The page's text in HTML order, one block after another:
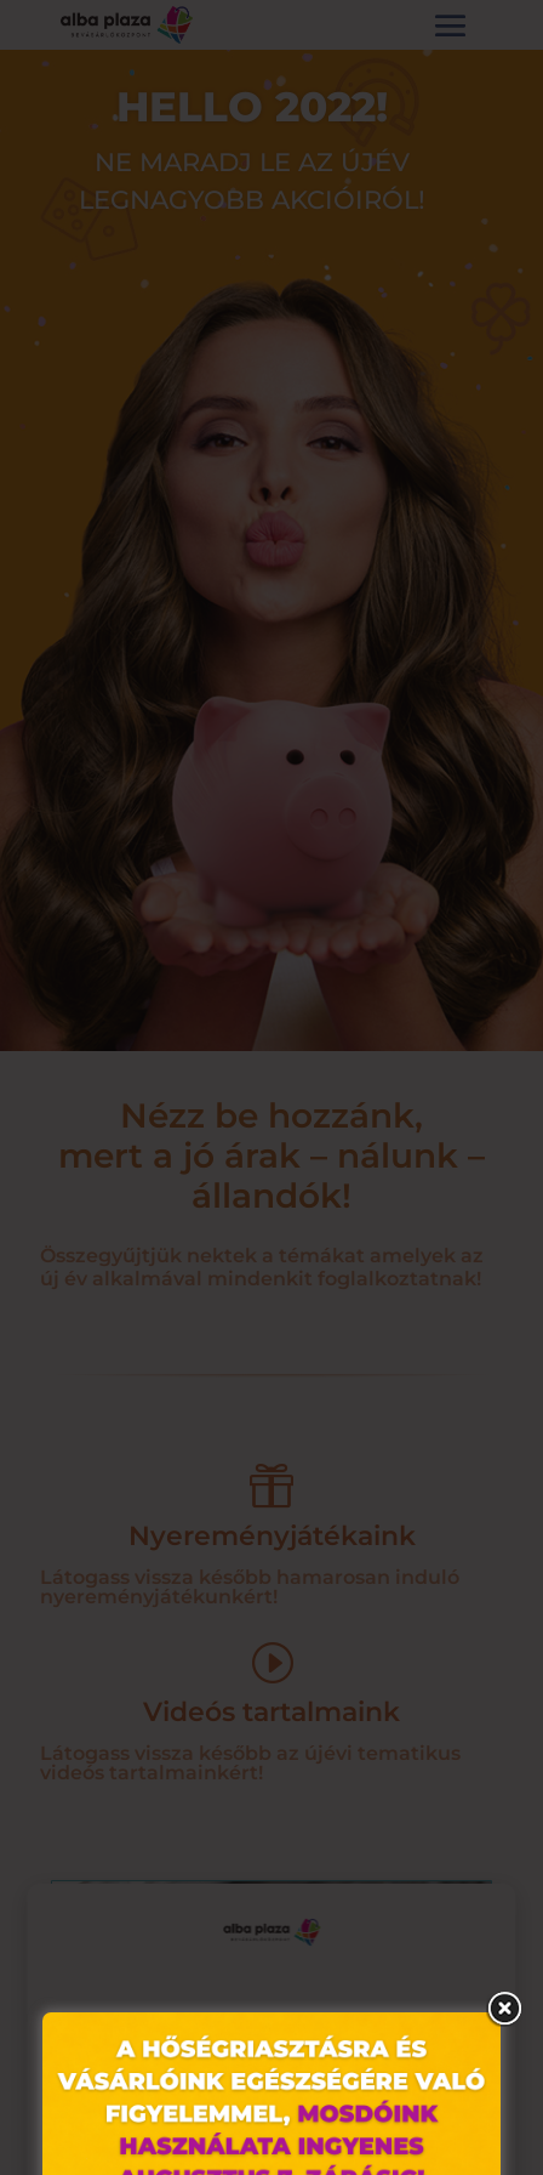
HELLO 2022!
NE MARADJ LE AZ ÚJÉV
LEGNAGYOBB AKCIÓIRÓL!
Nézz be hozzánk,
mert a jó árak – nálunk –
állandók!
Összegyűjtjük nektek a témákat amelyek az
új év alkalmával mindenkit foglalkoztatnak!

Nyereményjátékaink
Látogass vissza később hamarosan induló
nyereményjátékunkért!
I
Videós tartalmaink
Látogass vissza később az újévi tematikus
videós tartalmainkért!
Ez az oldal sütiket használ
Weboldalunkon „cookie"-kat (továbbiakban „süti")
alkalmazunk. Ezek olyan fájlok, melyek információt tárolnak
webes böngészőjében. Ehhez az Ön hozzájárulása
szükséges.